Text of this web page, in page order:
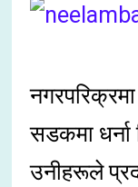
सडकमा धर्ना
उनीहरूले